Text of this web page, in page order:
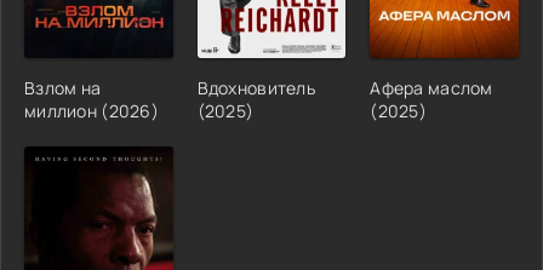
Взлом на
миллион (2026)
Вдохновитель
(2025)
Афера маслом
(2025)